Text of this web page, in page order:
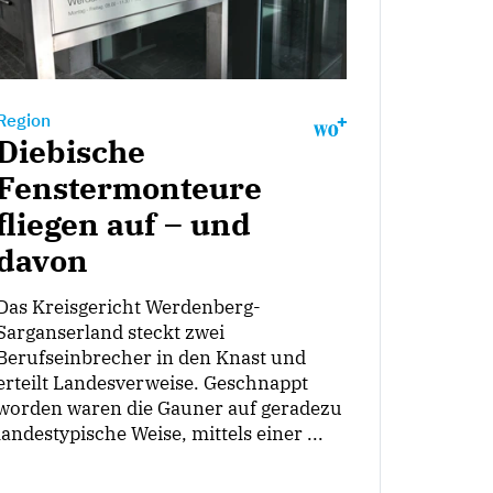
auf – und
Kreisgericht Werdenberg-
steckt zwei
in den Knast und
Landesverweise. Geschnappt
waren die Gauner auf geradezu
Weise, mittels einer ...